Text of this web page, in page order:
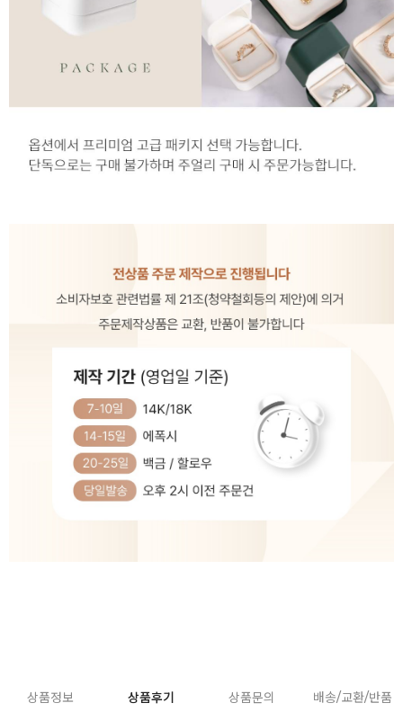
상품정보 상품후기 상품문의 배송/교환/반품